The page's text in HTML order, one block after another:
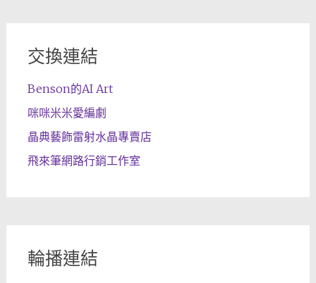
交換連結
Benson的AI Art
咪咪米米愛編劇
晶典藝飾雷射水晶專賣店
飛來筆網路行銷工作室
輪播連結